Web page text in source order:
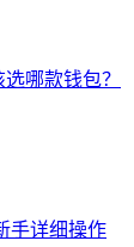
哪款钱包？
手详细操作